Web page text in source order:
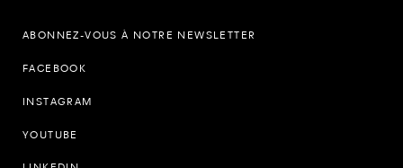
ABONNEZ-VOUS À NOTRE NEWSLETTER
FACEBOOK
INSTAGRAM
YOUTUBE